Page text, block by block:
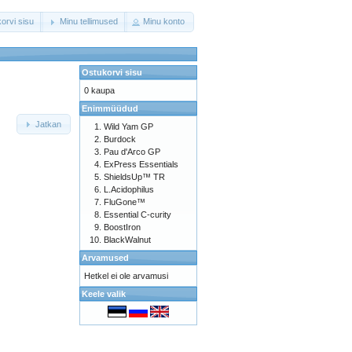
sisu Minu tellimused Minu konto
Jatkan
Ostukorvi sisu
0 kaupa
Enimmüüdud
Wild Yam GP
Burdock
Pau d'Arco GP
ExPress Essentials
ShieldsUp™ TR
L.Acidophilus
FluGone™
Essential C-curity
BoostIron
BlackWalnut
Arvamused
Hetkel ei ole arvamusi
Keele valik